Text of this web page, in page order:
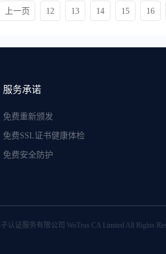
上一页 12 13 14 15 16
服务承诺
免费重新颁发
免费SSL证书健康体检
免费安全防护
认证服务有限公司 WoTrus CA Limited All Rights